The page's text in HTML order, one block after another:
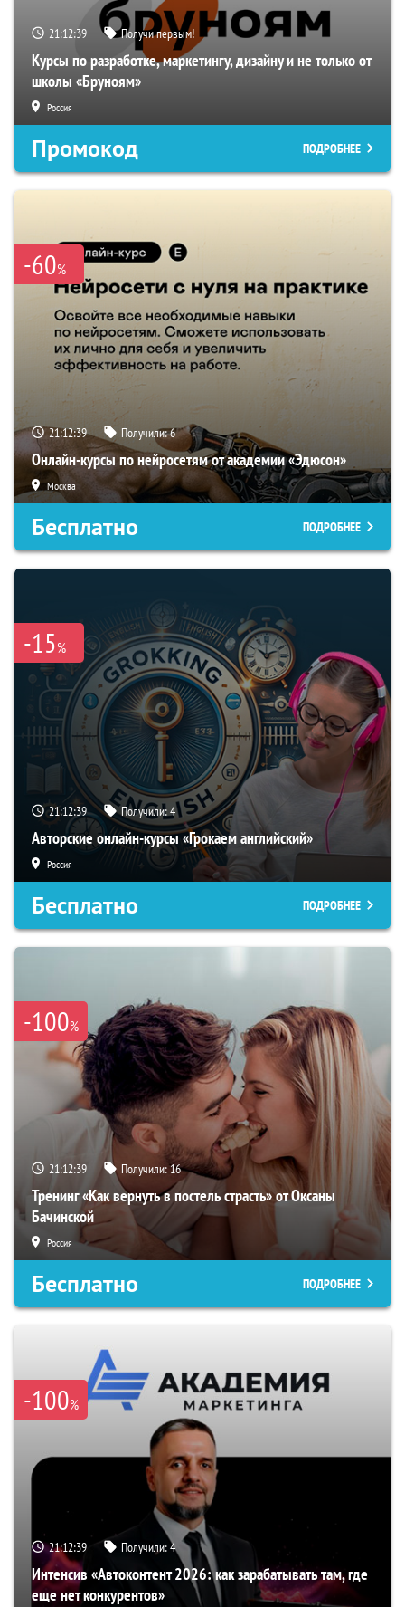
21:12:38 Получи первым!
Курсы по разработке, маркетингу, дизайну и не только от
школы «Бруноям»
Россия
Промокод ПОДРОБНЕЕ
-60%
21:12:38 Получили:6
Онлайн-курсы по нейросетям от академии «Эдюсон»
Москва
Бесплатно ПОДРОБНЕЕ
-15%
21:12:38 Получили:4
Авторские онлайн-курсы «Грокаем английский»
Россия
Бесплатно ПОДРОБНЕЕ
-100%
21:12:38 Получили:16
Тренинг «Как вернуть в постель страсть» от Оксаны
Бачинской
Россия
Бесплатно ПОДРОБНЕЕ
-100%
21:12:38 Получили:4
Интенсив «Автоконтент 2026: как зарабатывать там, где
еще нет конкурентов»